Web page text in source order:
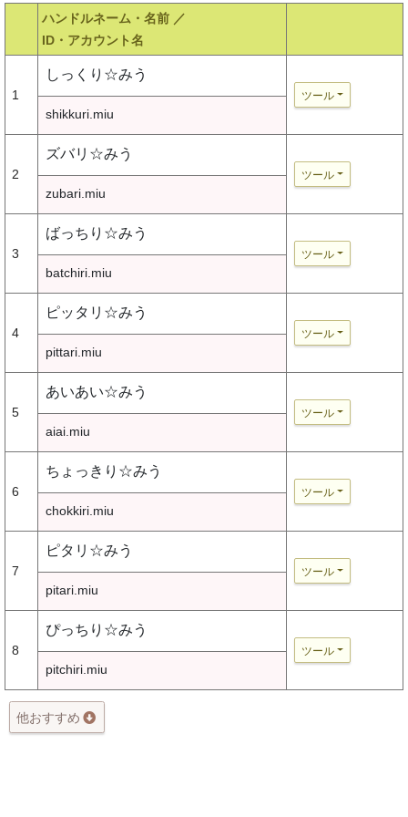
ハンドルネーム・名前 ／
ID・アカウント名
1
しっくり☆みう
ツール
shikkuri.miu
2
ズバリ☆みう
ツール
zubari.miu
3
ばっちり☆みう
ツール
batchiri.miu
4
ピッタリ☆みう
ツール
pittari.miu
5
あいあい☆みう
ツール
aiai.miu
6
ちょっきり☆みう
ツール
chokkiri.miu
7
ピタリ☆みう
ツール
pitari.miu
8
ぴっちり☆みう
ツール
pitchiri.miu
他おすすめ